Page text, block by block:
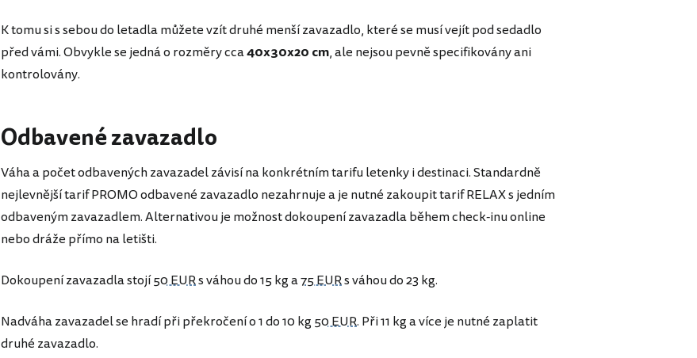
K tomu si s sebou do letadla můžete vzít druhé menší zavazadlo, které se musí vejít pod sedadlo
před vámi. Obvykle se jedná o rozměry cca40x30x20 cm, ale nejsou pevně specifikovány ani
kontrolovány.
Odbavené zavazadlo
Váha a počet odbavených zavazadel závisí na konkrétním tarifu letenky i destinaci. Standardně
nejlevnější tarif PROMO odbavené zavazadlo nezahrnuje a je nutné zakoupit tarif RELAX s jedním
odbaveným zavazadlem. Alternativou je možnost dokoupení zavazadla během check-inu online
nebo dráže přímo na letišti.
Dokoupení zavazadla stojí50 EURs váhou do 15 kg a75 EURs váhou do 23 kg.
Nadváha zavazadel se hradí při překročení o 1 do 10 kg 50 EUR. Při 11 kg a více je nutné zaplatit
druhé zavazadlo.